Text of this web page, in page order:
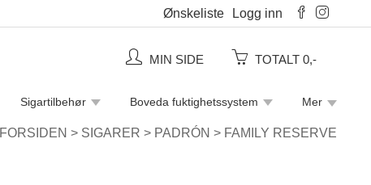
Ønskeliste Logg inn
MIN SIDE TOTALT 0,-
Sigartilbehør Boveda fuktighetssystem
Piperensere Rulletobakk Sigaretter
Mer
FORSIDEN > SIGARER > PADRÓN > FAMILY RESERVE